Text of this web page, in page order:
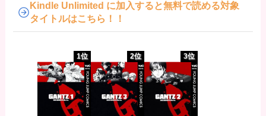
Kindle Unlimited に加入すると無料で読める対象
タイトルはこちら！！
1位 2位 3位